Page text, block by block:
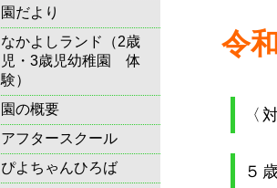
園だより
なかよしランド（2歳
児・3歳児幼稚園 体
験）
園の概要
アフタースクール
ぴよちゃんひろば
令
〈
５